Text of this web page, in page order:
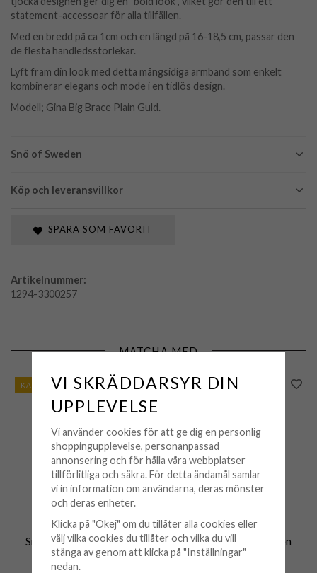
Snö of Sweden
Köp och leveransvillkor
statement-accessoar för alla tillfällen.
Med en bredd på ca 1cm och en längd på 16-18,5 cm, passar den
de flesta handledsstorlekar.
Lyft fram din look med detta mångsidiga armband som enkelt
kombinerar elegans och mode i en tidlös design.
Modell; Gina Big Brace Plain Guld.
SPARA SOM FAVORIT
Artikelnummer:
1294-3300257
MATCHA MED
KAMPANJ
SNÖ OF SWEDEN
Snö of Sweden Örhängen
Gina Dbl Guld
KAMPANJ
SNÖ OF SWEDEN
Snö of Sweden Örhängen
Millie Guld
VI SKRÄDDARSYR DIN
UPPLEVELSE
Vi använder cookies för att ge dig en personlig
shoppingupplevelse, personanpassad
annonsering och för hålla våra webbplatser
tillförlitliga och säkra. För detta ändamål samlar
vi in information om användarna, deras mönster
och deras enheter.
Klicka på "Okej" om du tillåter alla cookies eller
välj vilka cookies du tillåter och vilka du vill
stänga av genom att klicka på "Inställningar"
nedan.